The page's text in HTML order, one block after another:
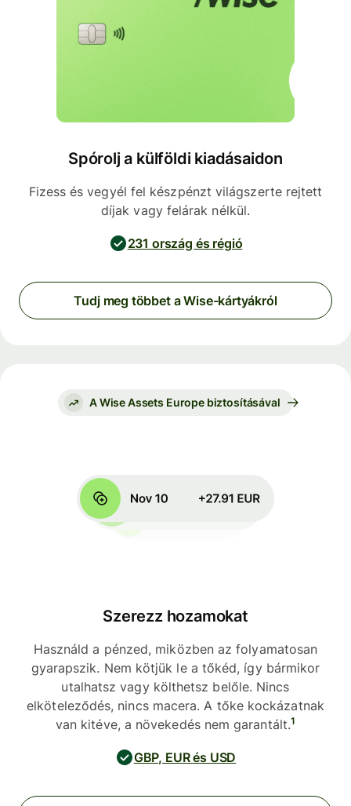
Spórolj a külföldi kiadásaidon
Fizess és vegyél fel készpénzt világszerte rejtett
díjak vagy felárak nélkül.
231 ország és régió
Tudj meg többet a Wise-kártyákról
A Wise Assets Europe biztosításával
Szerezz hozamokat
Használd a pénzed, miközben az folyamatosan
gyarapszik. Nem kötjük le a tőkéd, így bármikor
utalhatsz vagy költhetsz belőle. Nincs
elköteleződés, nincs macera. A tőke kockázatnak
van kitéve, a növekedés nem garantált.1
GBP, EUR és USD